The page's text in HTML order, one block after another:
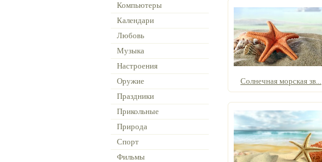
Компьютеры
Календари
Любовь
Музыка
Настроения
Оружие
Праздники
Прикольные
Природа
Спорт
Фильмы
Солнечная морская зв...